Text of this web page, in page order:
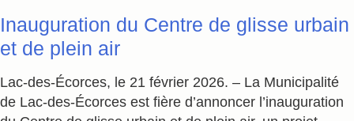
Inauguration du Centre de glisse urbain
et de plein air
Lac-des-Écorces, le 21 février 2026. – La Municipalité
de Lac-des-Écorces est fière d’annoncer l’inauguration